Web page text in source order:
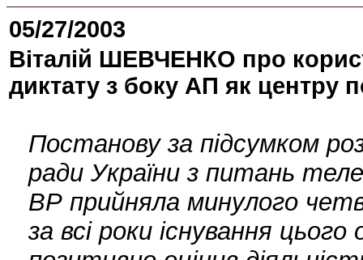
05/27/2003
Віталій ШЕВЧЕНКО про
диктату з боку АП як центру
Постанову за підсумком
ради України з питань
ВР прийняла минулого
за всі роки існування